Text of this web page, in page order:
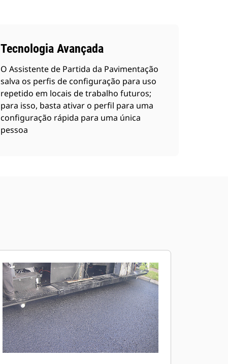
Tecnologia Avançada
O Assistente de Partida da Pavimentação
salva os perfis de configuração para uso
repetido em locais de trabalho futuros;
para isso, basta ativar o perfil para uma
configuração rápida para uma única
pessoa